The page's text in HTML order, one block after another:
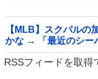
【MLB】スクバルの
かな → 「最近のシー
じゃないか」「魔法
は残してほしいな」
RSSフィードを取得